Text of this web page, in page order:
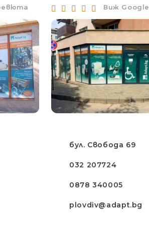
Виж
бул. Свобода 69
032 207724
0878 340005
plovdiv@adapt.bg